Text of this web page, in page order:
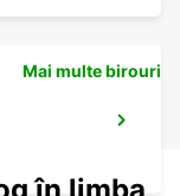
Mai multe birouri